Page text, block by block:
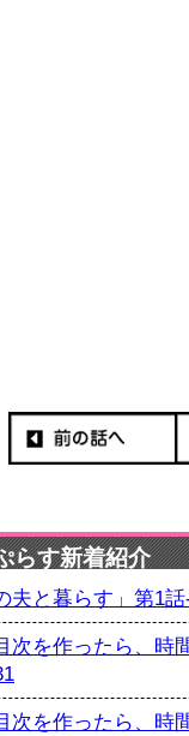
らす新着紹介
夫と暮らす」第1
次を作ったら、
次を作ったら、